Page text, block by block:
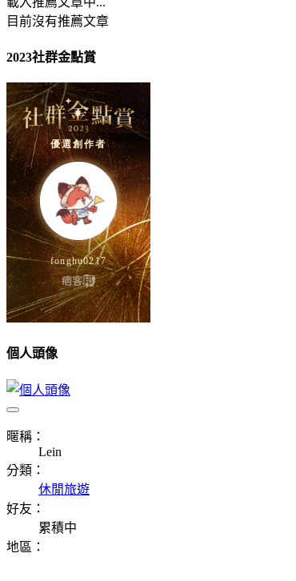
目前沒有推薦文章
2023社群金點賞
個人頭像
暱稱：
Lein
分類：
休閒旅遊
好友：
累積中
地區：